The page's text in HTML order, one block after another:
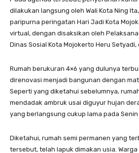
dilakukan langsung oleh Wali Kota Ning
paripurna peringatan Hari Jadi Kota
virtual, dengan disaksikan oleh Pelaksana
Dinas Sosial Kota Mojokerto Heru
Rumah berukuran 4×6 yang dulunya
direnovasi menjadi bangunan dengan
Seperti yang diketahui sebelumnya,
mendadak ambruk usai diguyur hujan
yang berlangsung cukup lama pada
Diketahui, rumah semi permanen yang
tersebut, telah lapuk dimakan usia.